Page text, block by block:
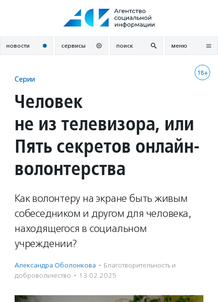
новости сервисы поиск меню
18+
Серии
Человек
не из телевизора, или
Пять секретов онлайн-
волонтерства
Как волонтеру на экране быть живым
собеседником и другом для человека,
находящегося в социальном
учреждении?
Александра Оболонкова · Благотвори­тель­ность и
доброволь­чест­во · 13.02.2025